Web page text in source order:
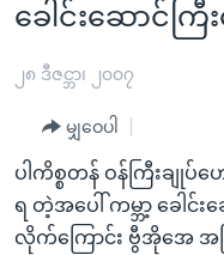
များ
ပင်မ
ကျော်
ကြည့်
ရန်
နိုင်ငံတကာ
အစ္စရေး-ပါလက်စတိုင်း
ဗွီဒီယို
အင်္ဂလိပ်စာလေ့လာမယ်
အမေရိကန်သုံးအီဒီယံ
မကြေးမုံရဲ့ အင်္ဂလိပ်စာ
အပတ်စဉ်ကဏ္ဍများ
ရေဒီယို
ရေဒီယိုနှင့်ရုပ်သံ အချက်
ခေါင်းဆောင်က
၂၈ ဒီဇင္ဘာ၊ ၂၀၀၇
မျှဝေပါ
ပါကိစ္စတန် ဝန်ကြီးချု
ရ တဲ့အပေါ် ကမ္ဘာ့ ခေါင်
လိုက်ကြောင်း ဗွီအိုအေ အ